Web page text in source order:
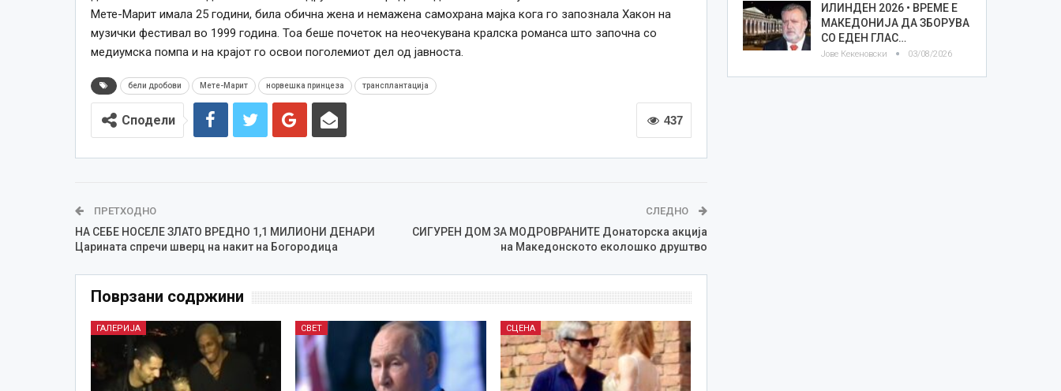
Мете-Марит имала 25 години, била обична жена и немажена самохрана мајка кога го запознала Хакон на
музички фестивал во 1999 година. Тоа беше почеток на неочекувана кралска романса што започна со
медиумска помпа и на крајот го освои поголемиот дел од јавноста.
бели дробови Мете-Марит норвешка принцеза трансплантација
437
Сподели
ПРЕТХОДНО
НА СЕБЕ НОСЕЛЕ ЗЛАТО ВРЕДНО 1,1 МИЛИОНИ ДЕНАРИ
Царината спречи шверц на накит на Богородица
СЛЕДНО
СИГУРЕН ДОМ ЗА МОДРОВРАНИТЕ Донаторска акција
на Македонското еколошко друштво
Поврзани содржини
ГАЛЕРИЈА СВЕТ СЦЕНА
ИЛИНДЕН 2026 • ВРЕМЕ Е
МАКЕДОНИЈА ДА ЗБОРУВА
СО ЕДЕН ГЛАС…
Јове Кекеновски 03/08/2026